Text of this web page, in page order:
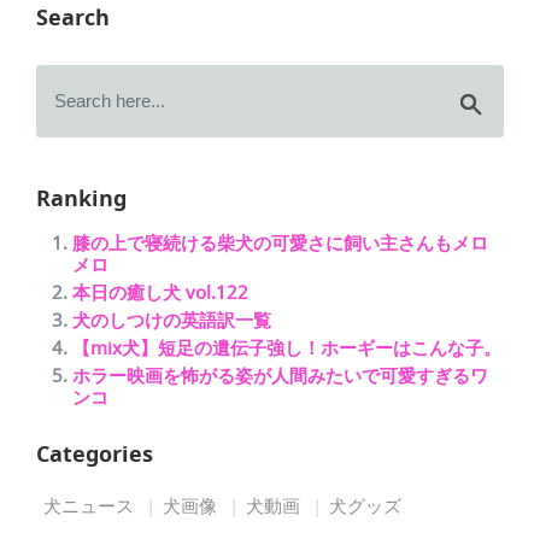
Search
Ranking
膝の上で寝続ける柴犬の可愛さに飼い主さんもメロ
メロ
本日の癒し犬 vol.122
犬のしつけの英語訳一覧
【mix犬】短足の遺伝子強し！ホーギーはこんな子。
ホラー映画を怖がる姿が人間みたいで可愛すぎるワ
ンコ
Categories
犬ニュース 犬画像 犬動画 犬グッズ